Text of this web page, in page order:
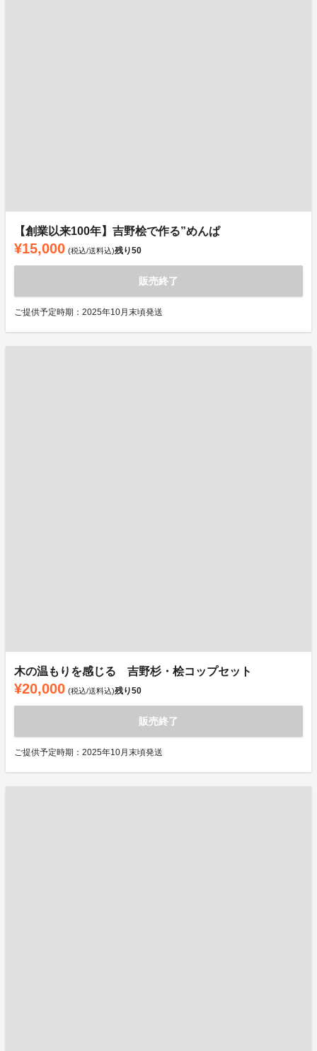
【創業以来100年】吉野桧で作る”めんぱ
¥15,000 (税込/送料込)残り50
販売終了
ご提供予定時期：2025年10月末頃発送
木の温もりを感じる 吉野杉・桧コップセット
¥20,000 (税込/送料込)残り50
販売終了
ご提供予定時期：2025年10月末頃発送